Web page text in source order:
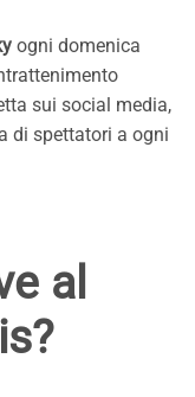
ogni domenica
sui social media,
di spettatori a ogni
al